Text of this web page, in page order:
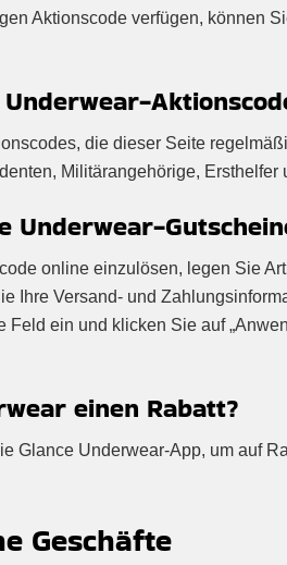
Aktionscode verfügen, können
die dieser Seite
Militärangehörige,
Underwear-
online einzulösen, legen Sie
Ihre Versand- und
ein und klicken Sie auf
einen Rabatt?
Glance Underwear-App, um auf
Geschäfte